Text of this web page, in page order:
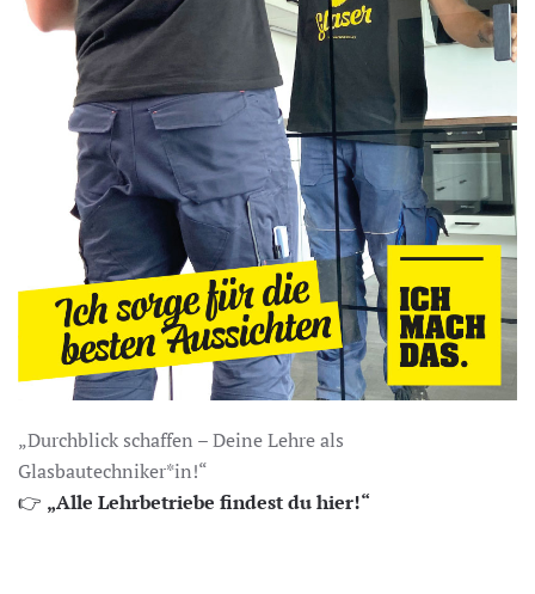
„Durchblick schaffen – Deine Lehre als
Glasbautechniker*in!“
👉 „Alle Lehrbetriebe findest du hier!“